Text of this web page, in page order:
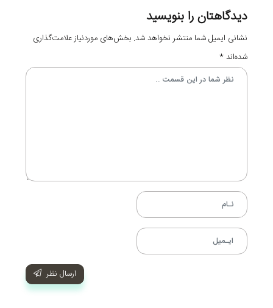
دیدگاهتان را بنویسید
نشانی ایمیل شما منتشر نخواهد شد. بخش‌های موردنیاز علامت‌گذاری
شده‌اند*
ارسال نظر